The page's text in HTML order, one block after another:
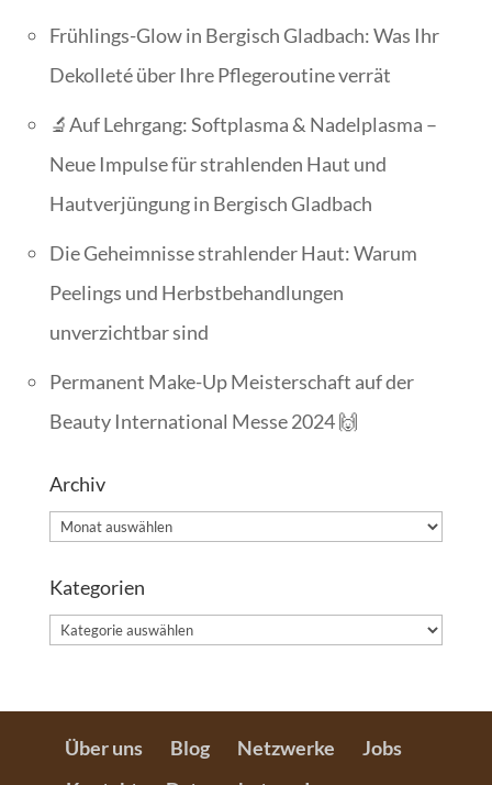
Frühlings-Glow in Bergisch Gladbach: Was Ihr
Dekolleté über Ihre Pflegeroutine verrät
🔬Auf Lehrgang: Softplasma & Nadelplasma –
Neue Impulse für strahlenden Haut und
Hautverjüngung in Bergisch Gladbach
Die Geheimnisse strahlender Haut: Warum
Peelings und Herbstbehandlungen
unverzichtbar sind
Permanent Make-Up Meisterschaft auf der
Beauty International Messe 2024 🙌
Archiv
Archiv
Kategorien
Kategorien
Über uns Blog Netzwerke
Jobs